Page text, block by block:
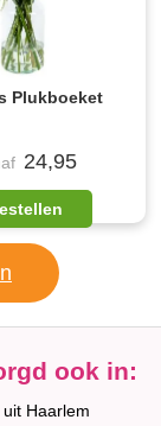
Plukboeket
24,95
ook in:
uit Haarlem